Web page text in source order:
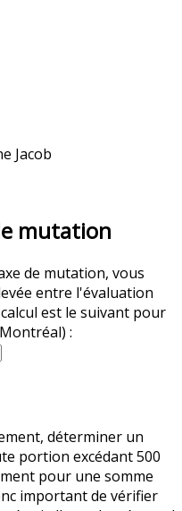
Jacob
mutation
de mutation, vous
entre l'évaluation
est le suivant pour
:
déterminer un
portion excédant 500
pour une somme
important de vérifier